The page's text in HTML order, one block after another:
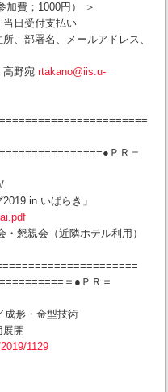
加費；1000円） ＞
受付支払い
、部署名、メールアドレス、
野宛 rtakano@iis.u-
ＰＲ＝
in いばらき」
懇親会（近隣ホテル利用）
＝●ＰＲ＝
成形・金型技術
展開
1129